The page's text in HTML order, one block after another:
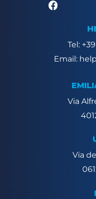
Tel:
Email:
Via
Via